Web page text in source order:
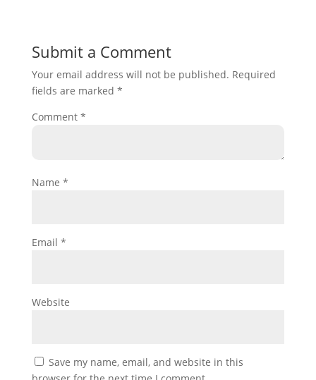
Submit a Comment
Your email address will not be published. Required
fields are marked *
Comment *
Name *
Email *
Website
Save my name, email, and website in this